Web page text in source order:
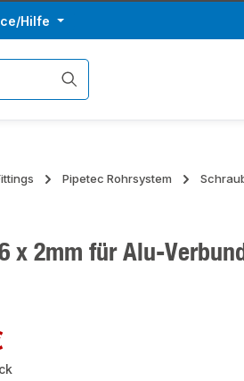
Hilfe
Pipetec Rohrsystem
x 2mm für Alu-